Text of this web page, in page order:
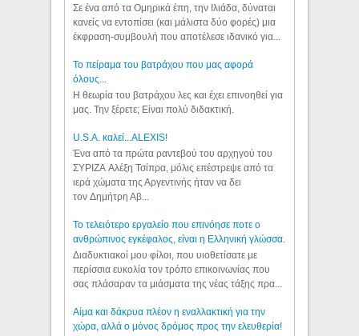
Σε ένα από τα Ομηρικά έπη, την Ιλιάδα, δύναται
κανείς να εντοπίσει (και μάλιστα δύο φορές) μια
έκφραση-συμβουλή που αποτέλεσε ιδανικό για...
Το πείραμα του βατράχου που μας αφορά
όλους...
Η θεωρία του βατράχου λες και έχει επινοηθεί για
μας. Την ξέρετε; Είναι πολύ διδακτική.
U.S.A. καλεί...ALEXIS!
Ένα από τα πρώτα ραντεβού του αρχηγού του
ΣΥΡΙΖΑ Αλέξη Τσίπρα, μόλις επέστρεψε από τα
ιερά χώματα της Αργεντινής ήταν να δει
τον Δημήτρη Αβ...
Το τελειότερο εργαλείο που επινόησε ποτε ο
ανθρώπινος εγκέφαλος, είναι η Ελληνική γλώσσα.
Διαδυκτιακοί μου φίλοι, που υιοθετίσατε με
περίσσια ευκολία τον τρόπο επικοινωνίας που
σας πλάσαραν τα μιάσματα της νέας τάξης πρα...
Αίμα και δάκρυα πλέον η εναλλακτική για την
χώρα, αλλά ο μόνος δρόμος προς την ελευθερία!